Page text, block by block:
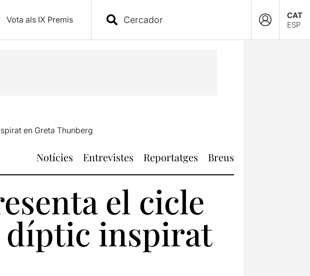
Vota als IX Premis
CAT
ESP
en Greta Thunberg
Notícies Entrevistes Reportatges Breus
el cicle
díptic inspirat